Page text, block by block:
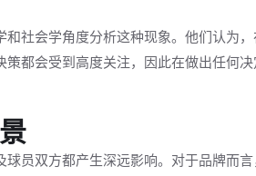
社会学角度分析这种现象。他们认为
都会受到高度关注，因此在做出任何
员双方都产生深远影响。对于品牌而